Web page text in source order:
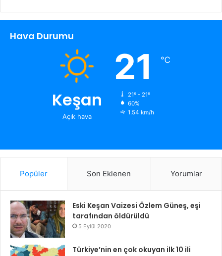
Hava Durumu
Keşan
Açık hava
21 ℃
21º - 21º
60%
1.54 km/h
Popüler Son Eklenen Yorumlar
Eski Keşan Vaizesi Özlem Güneş, eşi
tarafından öldürüldü
5 Eylül 2020
Türkiye’nin en çok okuyan ilk 10 ili